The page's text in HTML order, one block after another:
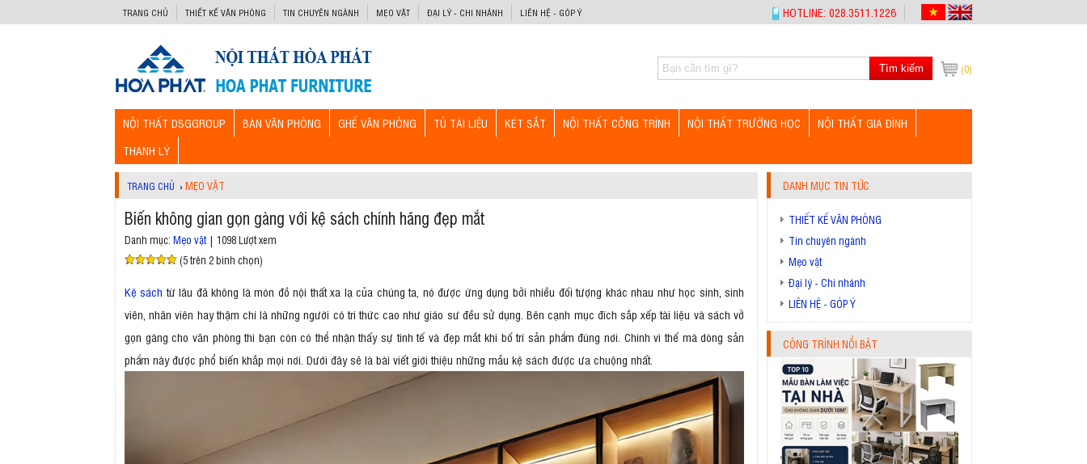
TRANG CHỦ THIẾT KẾ VĂN PHÒNG TIN CHUYÊN NGÀNH MẸO VẶT ĐẠI LÝ - CHI NHÁNH LIÊN HỆ - GÓP Ý HOTLINE: 028.3511.1226
(0)
Tìm kiếm
NỘI THẤT DSGGROUP BÀN VĂN PHÒNG GHẾ VĂN PHÒNG TỦ TÀI LIỆU KÉT SẮT NỘI THẤT CÔNG TRÌNH NỘI THẤT TRƯỜNG HỌC
NỘI THẤT GIA ĐÌNH
THANH LÝ
TRANG CHỦ ›MẸO VẶT
Biến không gian gọn gàng với kệ sách chính hãng đẹp mắt
Danh mục: Mẹo vặt| 1098 Lượt xem
(5 trên 2 bình chọn)
Kệ sách từ lâu đã không là món đồ nội thất xa lạ của chúng ta, nó được ứng dụng bởi nhiều đối tượng khác nhau như học sinh, sinh
viên, nhân viên hay thậm chí là những người có tri thức cao như giáo sư đều sử dụng. Bên cạnh mục đích sắp xếp tài liệu và sách vở
gọn gàng cho văn phòng thì bạn còn có thể nhận thấy sự tinh tế và đẹp mắt khi bố trí sản phẩm đúng nơi. Chính vì thế mà dòng sản
phẩm này được phổ biến khắp mọi nơi. Dưới đây sẽ là bài viết giới thiệu những mẫu kệ sách được ưa chuộng nhất.
DANH MỤC TIN TỨC
THIẾT KẾ VĂN PHÒNG
Tin chuyên ngành
Mẹo vặt
Đại lý - Chi nhánh
LIÊN HỆ - GÓP Ý
CÔNG TRÌNH NỔI BẬT